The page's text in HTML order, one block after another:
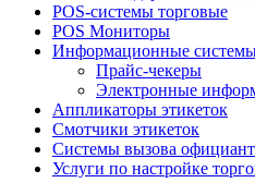
POS-системы торговые
POS Мониторы
Информационные
Прайс-чекеры
Электронные
Аппликаторы этикеток
Смотчики этикеток
Системы вызова
Услуги по настройке